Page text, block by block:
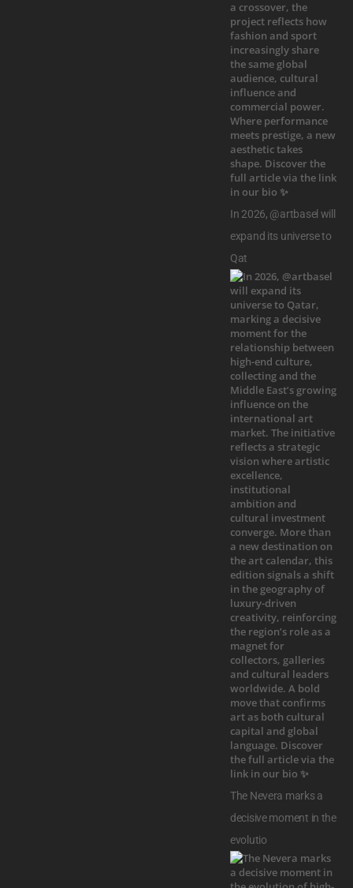
In 2026, @artbasel will
expand its universe to
Qat
The Nevera marks a
decisive moment in the
evolutio